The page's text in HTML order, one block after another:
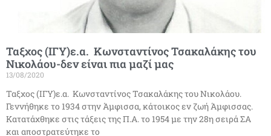
Ταξχος (ΙΓΥ)ε.α. Κωνσταντίνος Τσακαλάκης του
Νικολάου-δεν είναι πια μαζί μας
13/08/2020
Ταξχος (ΙΓΥ)ε.α. Κωνσταντίνος Τσακαλάκης του Νικολάου.
Γεννήθηκε το 1934 στην Άμφισσα, κάτοικος εν ζωή Άμφισσας.
Κατατάχθηκε στις τάξεις της Π.Α. το 1954 με την 28η σειρά ΣΑ
και αποστρατεύτηκε το